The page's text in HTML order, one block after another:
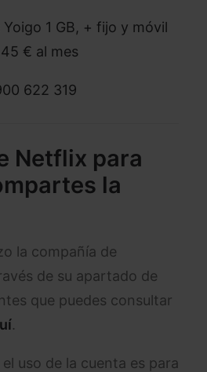
1 GB, + fijo y móvil
€ al mes
622 319
Netflix para
la
la compañía de
de su apartado de
que puedes consultar
.
uso de la cuenta es para